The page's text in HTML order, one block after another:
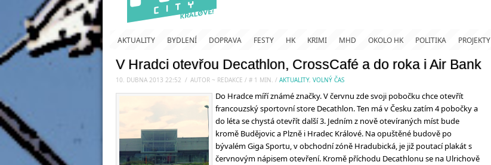
AKTUALITY BYDLENÍ DOPRAVA FESTY HK KRIMI MHD OKOLO HK POLITIKA PROJEKTY
V Hradci otevřou Decathlon, CrossCafé a do roka i Air Bank
10. DUBNA 2013 22:52 / AUTOR ~ REDAKCE / # 1 MIN. / AKTUALITY, VOLNÝ ČAS
Do Hradce míří známé značky. V červnu zde svoji pobočku chce otevřít
francouzský sportovní store Decathlon. Ten má v Česku zatím 4 pobočky a
do léta se chystá otevřít další 3. Jedním z nově otevíraných míst bude
kromě Budějovic a Plzně i Hradec Králové. Na opuštěné budově po
bývalém Giga Sportu, v obchodní zóně Hradubická, je již poutací plakát s
červnovým nápisem otevření. Kromě příchodu Decathlonu se na Ulrichově